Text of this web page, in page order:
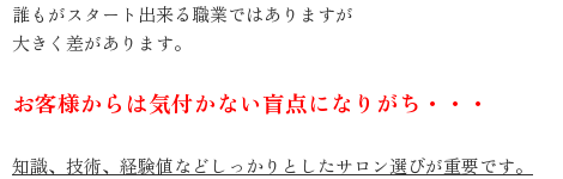
誰もがスタート出来る職業ではありますが
大きく差があります。
お客様からは気付かない盲点になりがち・・・
知識、技術、経験値などしっかりとしたサロン選びが重要です。